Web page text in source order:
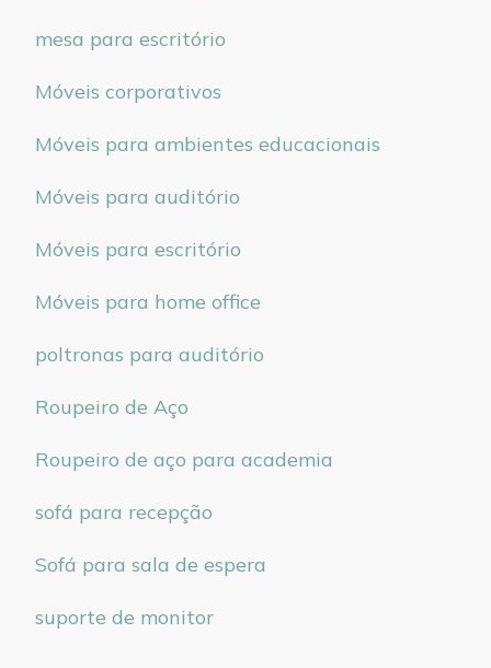
mesa para escritório
Móveis corporativos
Móveis para ambientes educacionais
Móveis para auditório
Móveis para escritório
Móveis para home office
poltronas para auditório
Roupeiro de Aço
Roupeiro de aço para academia
sofá para recepção
Sofá para sala de espera
suporte de monitor